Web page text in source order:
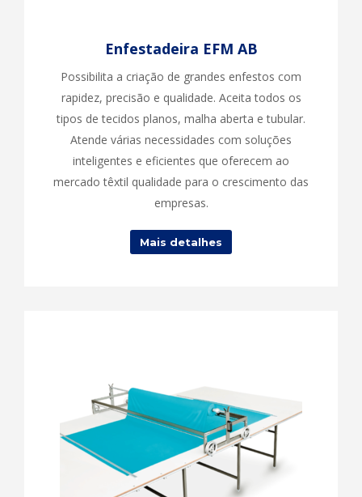
Enfestadeira EFM AB
Possibilita a criação de grandes enfestos com
rapidez, precisão e qualidade. Aceita todos os
tipos de tecidos planos, malha aberta e tubular.
Atende várias necessidades com soluções
inteligentes e eficientes que oferecem ao
mercado têxtil qualidade para o crescimento das
empresas.
Mais detalhes